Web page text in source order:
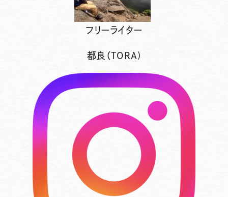
フリーライター
都良（TORA)